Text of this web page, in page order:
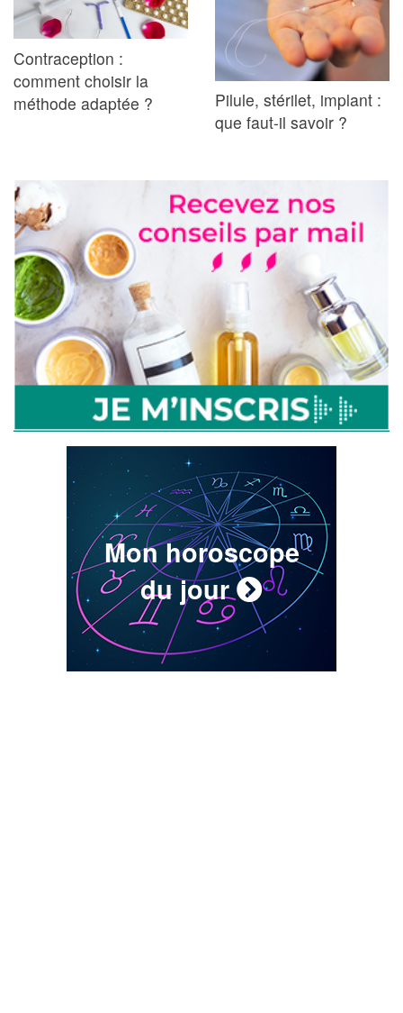
Contraception :
comment choisir la
méthode adaptée ?
Pilule, stérilet, implant :
que faut-il savoir ?
Mon horoscope
du jour